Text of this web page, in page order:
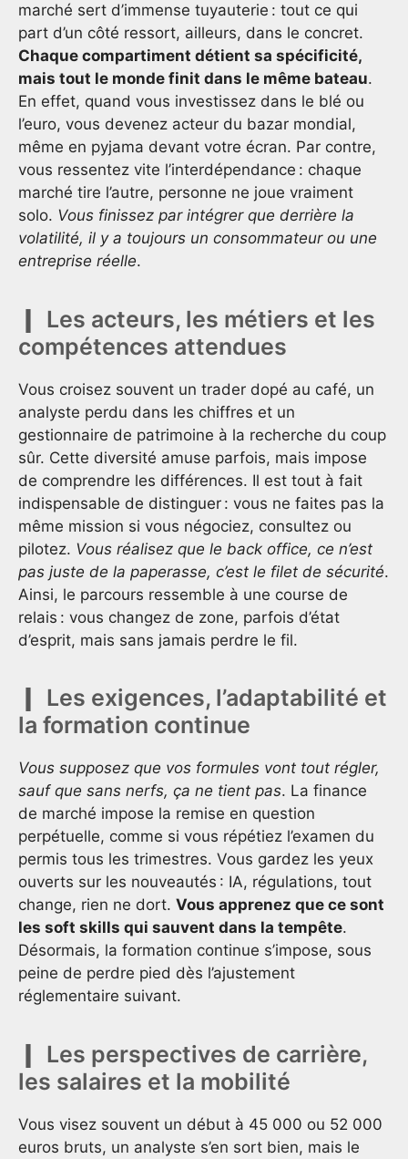
marché sert d’immense tuyauterie : tout ce qui
part d’un côté ressort, ailleurs, dans le concret.
Chaque compartiment détient sa spécificité,
mais tout le monde finit dans le même bateau.
En effet, quand vous investissez dans le blé ou
l’euro, vous devenez acteur du bazar mondial,
même en pyjama devant votre écran. Par contre,
vous ressentez vite l’interdépendance : chaque
marché tire l’autre, personne ne joue vraiment
solo. Vous finissez par intégrer que derrière la
volatilité, il y a toujours un consommateur ou une
entreprise réelle.
Les acteurs, les métiers et les
compétences attendues
Vous croisez souvent un trader dopé au café, un
analyste perdu dans les chiffres et un
gestionnaire de patrimoine à la recherche du coup
sûr. Cette diversité amuse parfois, mais impose
de comprendre les différences. Il est tout à fait
indispensable de distinguer : vous ne faites pas la
même mission si vous négociez, consultez ou
pilotez. Vous réalisez que le back office, ce n’est
pas juste de la paperasse, c’est le filet de sécurité.
Ainsi, le parcours ressemble à une course de
relais : vous changez de zone, parfois d’état
d’esprit, mais sans jamais perdre le fil.
Les exigences, l’adaptabilité et
la formation continue
Vous supposez que vos formules vont tout régler,
sauf que sans nerfs, ça ne tient pas. La finance
de marché impose la remise en question
perpétuelle, comme si vous répétiez l’examen du
permis tous les trimestres. Vous gardez les yeux
ouverts sur les nouveautés : IA, régulations, tout
change, rien ne dort. Vous apprenez que ce sont
les soft skills qui sauvent dans la tempête.
Désormais, la formation continue s’impose, sous
peine de perdre pied dès l’ajustement
réglementaire suivant.
Les perspectives de carrière,
les salaires et la mobilité
Vous visez souvent un début à 45 000 ou 52 000
euros bruts, un analyste s’en sort bien, mais le